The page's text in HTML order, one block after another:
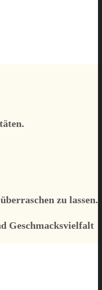
zu lassen.
Geschmacksvielfalt